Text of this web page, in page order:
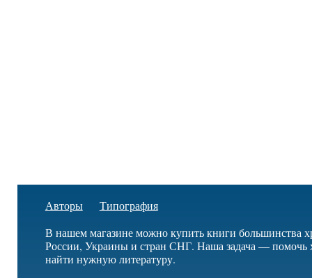
Авторы
Типография
В нашем магазине можно купить книги большинства
России, Украины и стран СНГ. Наша задача — помочь
найти нужную литературу.